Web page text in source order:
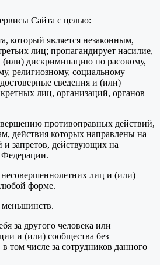
Сайта с целью:
который является незаконным,
лиц; пропагандирует насилие,
(или) дискриминацию по расовому,
религиозному, социальному
сведения и (или)
лиц, организаций, органов
противоправных действий,
действия которых направлены на
запретов, действующих на
Федерации.
лиц и (или)
форме.
за другого человека или
и (или) сообщества без
том числе за сотрудников данного